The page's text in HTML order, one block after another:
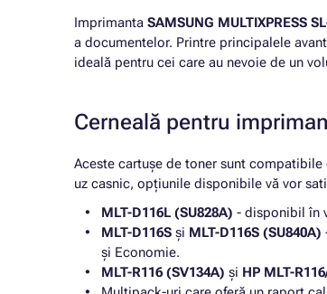
Imprimanta SAMSUNG MULTIXPRESS
a documentelor. Printre principalele
ideală pentru cei care au nevoie de un
Cerneală pentru
Aceste cartușe de toner sunt
uz casnic, opțiunile disponibile vă vor
MLT-D116L (SU828A) - disponibil în
MLT-D116S și MLT-D116S (SU840A)
și Economie.
MLT-R116 (SV134A) și HP MLT-